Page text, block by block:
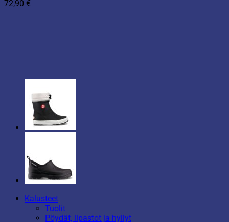
72,90 €
Kalusteet
Tuolit
Pöydät, lipastot ja hyllyt